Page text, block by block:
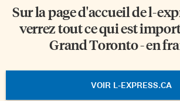
Sur la page d'accueil del-
verrez tout ce qui est
Grand Toronto - en
VOIR L-EXPRESS.CA